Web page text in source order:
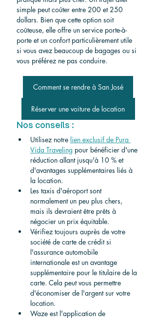
simple peut coûter entre 200 et 250
dollars. Bien que cette option soit
coûteuse, elle offre un service porte-à-
porte et un confort particulièrement utile
si vous avez beaucoup de bagages ou si
vous préférez ne pas conduire.
Comment se rendre à San José
Réserver une voiture de location
Nos conseils :
Utilisez notre lien exclusif de Pura
Vida Traveling pour bénéficier d'une
réduction allant jusqu'à 10 % et
d'avantages supplémentaires liés à
la location.
Les taxis d'aéroport sont
normalement un peu plus chers,
mais ils devraient être prêts à
négocier un prix équitable.
Vérifiez toujours auprès de votre
société de carte de crédit si
l'assurance automobile
internationale est un avantage
supplémentaire pour le titulaire de la
carte. Cela peut vous permettre
d'économiser de l'argent sur votre
location.
Waze est l'application de